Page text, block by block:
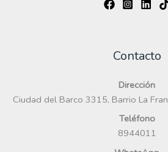
Contacto
Dirección
Ciudad del Barco 3315, Barrio La
Teléfono
8944011